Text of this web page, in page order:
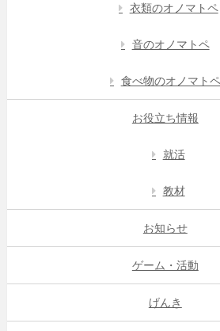
衣類のオノマトペ
音のオノマトペ
食べ物のオノマトペ
お役立ち情報
就活
教材
お知らせ
ゲーム・活動
げんき